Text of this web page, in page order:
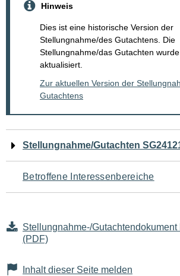
Hinweis
Dies ist eine historische Version der
Stellungnahme/des Gutachtens. Die
Stellungnahme/das Gutachten
aktualisiert.
Zur aktuellen Version der
Gutachtens
Navigation
für
den
Seiteninhalt
Stellungnahme/Gutachten
Betroffene Interessenbereiche
Stellungnahme-/Gutachtendokument
(PDF)
Inhalt dieser Seite melden